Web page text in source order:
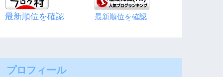
最新順位を確認 最新順位を確認
プロフィール